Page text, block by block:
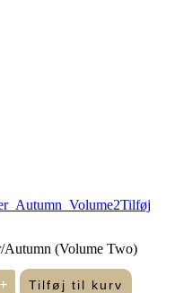
Tilføj
Autumn (Volume Two)
+ Tilføj til kurv